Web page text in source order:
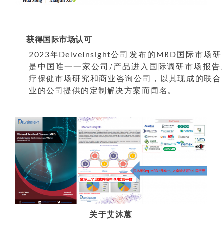
获得国际市场认可
2023年DelveInsight公司发布的MRD国际市场
是中国唯一一家公司/产品进入国际调研市场报
疗保健市场研究和商业咨询公司，以其现成的联
业的公司提供的定制解决方案而闻名。
关于艾沐蒽